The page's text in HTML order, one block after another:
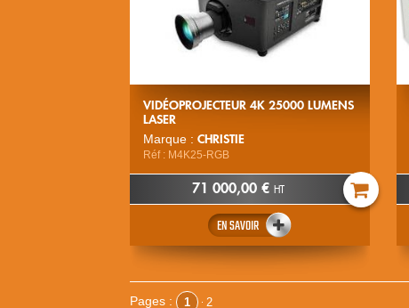
VIDÉOPROJECTEUR 4K 25000 LUMENS
LASER
Marque : CHRISTIE
Réf : M4K25-RGB
71 000,00 €HT
EN SAVOIR
Pages : 1 2